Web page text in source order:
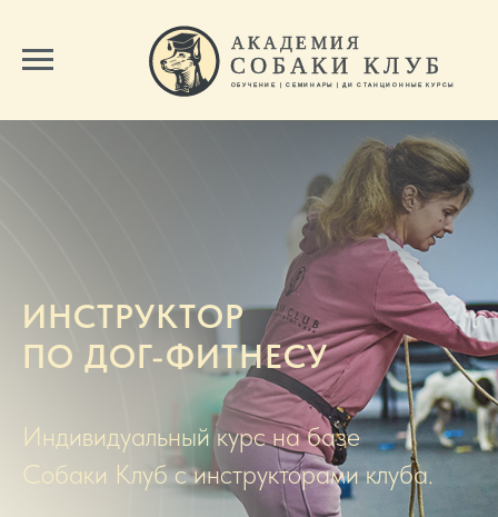
ИНСТРУКТОР
ПО ДОГ-ФИТНЕСУ
Индивидуальный курс на базе
Собаки Клуб с инструкторами клуба.